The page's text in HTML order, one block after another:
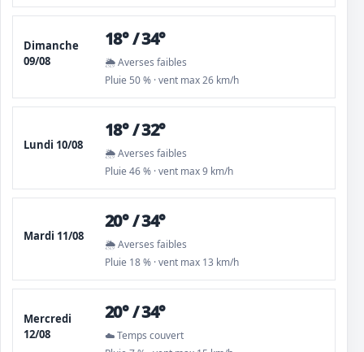
Dimanche
09/08
18° / 34°
🌦️ Averses faibles
Pluie 50 % · vent max 26 km/h
Lundi 10/08
18° / 32°
🌦️ Averses faibles
Pluie 46 % · vent max 9 km/h
Mardi 11/08
20° / 34°
🌦️ Averses faibles
Pluie 18 % · vent max 13 km/h
Mercredi
12/08
20° / 34°
☁️ Temps couvert